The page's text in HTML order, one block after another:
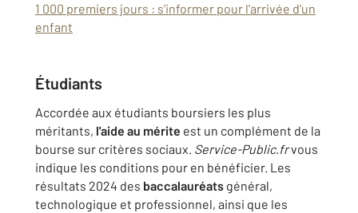
1 000 premiers jours : s'informer pour l'arrivée d'un
enfant
Étudiants
Accordée aux étudiants boursiers les plus
méritants, l'aide au mérite est un complément de la
bourse sur critères sociaux. Service-Public.frvous
indique les conditions pour en bénéficier. Les
résultats 2024 des baccalauréats général,
technologique et professionnel, ainsi que les